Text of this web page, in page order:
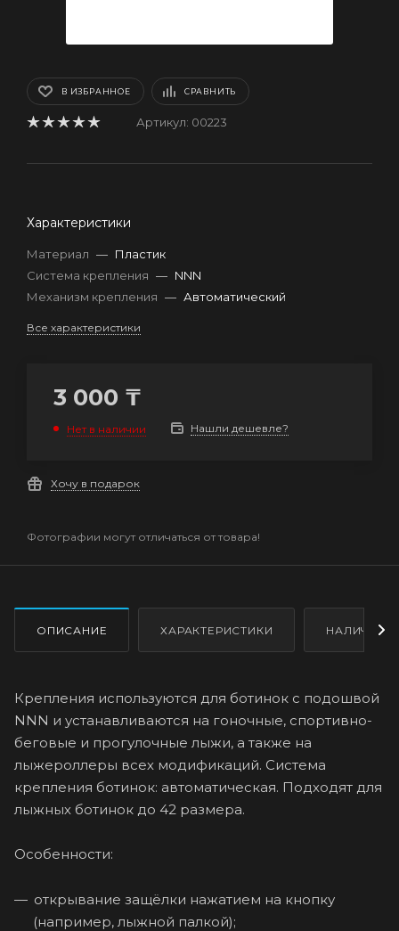
В ИЗБРАННОЕ СРАВНИТЬ
Артикул: 00223
Характеристики
Материал — Пластик
Система крепления — NNN
Механизм крепления — Автоматический
Все характеристики
3 000 ₸
Нет в наличии Нашли дешевле?
Хочу в подарок
Фотографии могут отличаться от товара!
ОПИСАНИЕ ХАРАКТЕРИСТИКИ НАЛИЧИЕ
Крепления используются для ботинок с подошвой
NNN и устанавливаются на гоночные, спортивно-
беговые и прогулочные лыжи, а также на
лыжероллеры всех модификаций. Система
крепления ботинок: автоматическая. Подходят для
лыжных ботинок до 42 размера.
Особенности:
открывание защёлки нажатием на кнопку
(например, лыжной палкой);